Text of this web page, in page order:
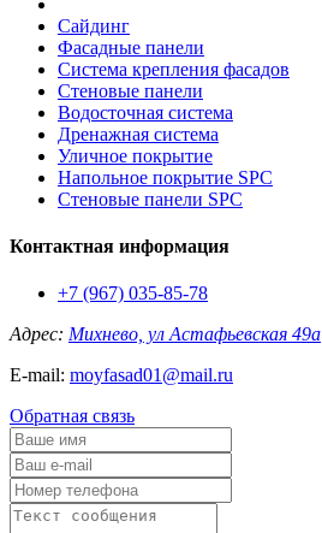
Сайдинг
Фасадные панели
Система крепления фасадов
Стеновые панели
Водосточная система
Дренажная система
Уличное покрытие
Напольное покрытие SPC
Стеновые панели SPC
Контактная информация
+7 (967) 035-85-78
Адрес: Михнево, ул Астафьевская 49а
E-mail: moyfasad01@mail.ru
Обратная связь